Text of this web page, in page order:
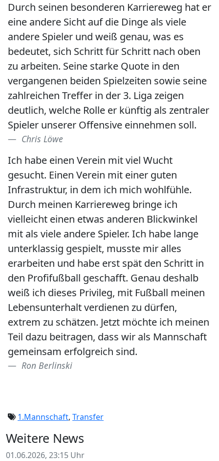
Durch seinen besonderen Karriereweg hat er
eine andere Sicht auf die Dinge als viele
andere Spieler und weiß genau, was es
bedeutet, sich Schritt für Schritt nach oben
zu arbeiten. Seine starke Quote in den
vergangenen beiden Spielzeiten sowie seine
zahlreichen Treffer in der 3. Liga zeigen
deutlich, welche Rolle er künftig als zentraler
Spieler unserer Offensive einnehmen soll.
Chris Löwe
Ich habe einen Verein mit viel Wucht
gesucht. Einen Verein mit einer guten
Infrastruktur, in dem ich mich wohlfühle.
Durch meinen Karriereweg bringe ich
vielleicht einen etwas anderen Blickwinkel
mit als viele andere Spieler. Ich habe lange
unterklassig gespielt, musste mir alles
erarbeiten und habe erst spät den Schritt in
den Profifußball geschafft. Genau deshalb
weiß ich dieses Privileg, mit Fußball meinen
Lebensunterhalt verdienen zu dürfen,
extrem zu schätzen. Jetzt möchte ich meinen
Teil dazu beitragen, dass wir als Mannschaft
gemeinsam erfolgreich sind.
Ron Berlinski
1.Mannschaft, Transfer
Weitere News
01.06.2026, 23:15 Uhr